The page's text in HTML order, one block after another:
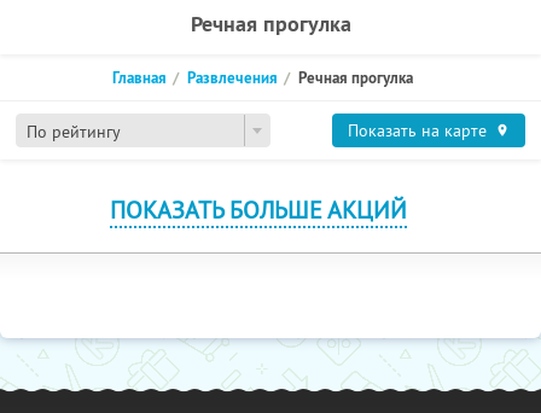
Речная прогулка
По рейтингу
Главная Развлечения Речная прогулка
Показать на карте
ПОКАЗАТЬ БОЛЬШЕ АКЦИЙ